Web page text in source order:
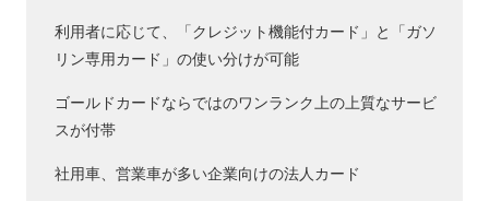
利用者に応じて、「クレジット機能付カード」と「ガソ
リン専用カード」の使い分けが可能
ゴールドカードならではのワンランク上の上質なサービ
スが付帯
社用車、営業車が多い企業向けの法人カード